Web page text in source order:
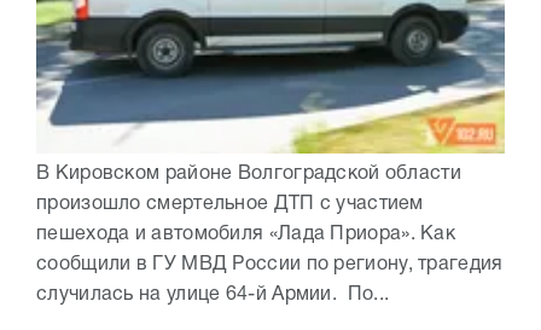
В Кировском районе Волгоградской области
произошло смертельное ДТП с участием
пешехода и автомобиля «Лада Приора». Как
сообщили в ГУ МВД России по региону, трагедия
случилась на улице 64-й Армии. По...